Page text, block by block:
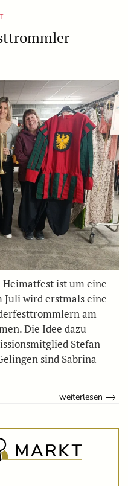
Heimatfest ist um eine
wird erstmals eine
am
Die Idee dazu
Stefan
sind Sabrina
weiterlesen